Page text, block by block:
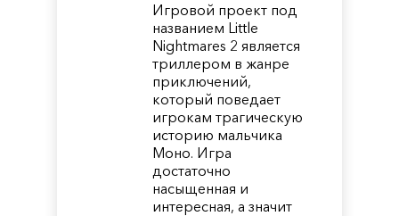
Игровой проект под
названием Little
Nightmares 2 является
триллером в жанре
приключений,
который поведает
игрокам трагическую
историю мальчика
Моно. Игра
достаточно
насыщенная и
интересная, а значит